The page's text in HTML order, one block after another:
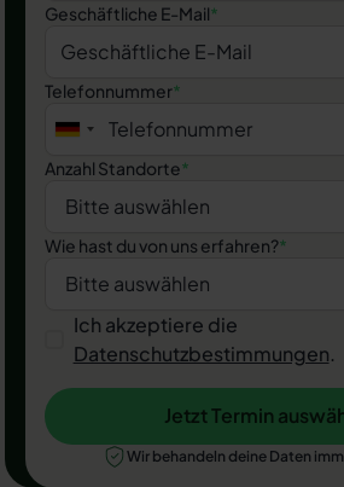
Geschäftliche E-Mail*
Telefonnummer*
Anzahl Standorte*
Wie hast du von uns erfahren?*
Ich akzeptiere die
Datenschutzbestimmungen.
Jetzt Termin auswählen
Jetzt Termin
Wir behandeln deine Daten